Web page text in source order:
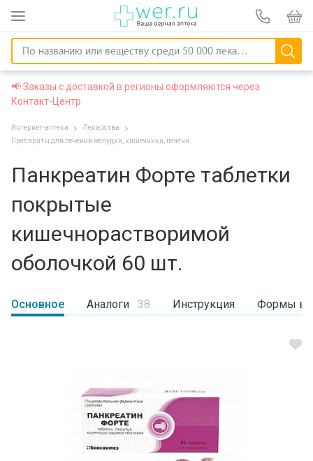
📢 Заказы с доставкой в регионы оформляются через
Контакт-Центр
Интернет-аптека
Лекарства
Препараты для лечения желудка, кишечника, печени
Панкреатин Форте таблетки
покрытые
кишечнорастворимой
оболочкой 60 шт.
Основное Аналоги 38 Инструкция Формы